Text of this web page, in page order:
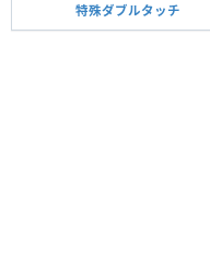
特殊ダブルタッチ